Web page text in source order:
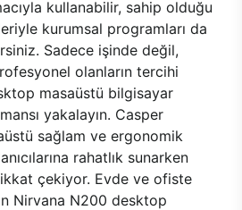
kullanabilir, sahip olduğu
kurumsal programları da
Sadece işinde değil,
olanların tercihi
masaüstü bilgisayar
yakalayın. Casper
sağlam ve ergonomik
rahatlık sunarken
çekiyor. Evde ve ofiste
Nirvana N200 desktop